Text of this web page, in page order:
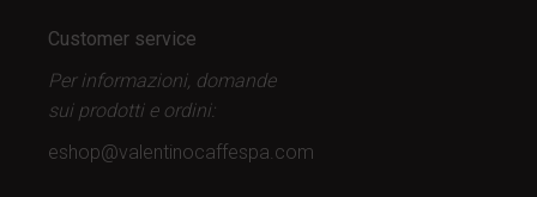
Customer service
Per informazioni, domande
sui prodotti e ordini:
eshop@valentinocaffespa.com